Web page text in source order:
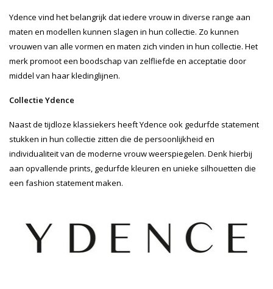
Ydence vind het belangrijk dat iedere vrouw in diverse range aan
maten en modellen kunnen slagen in hun collectie. Zo kunnen
vrouwen van alle vormen en maten zich vinden in hun collectie. Het
merk promoot een boodschap van zelfliefde en acceptatie door
middel van haar kledinglijnen.
Collectie Ydence
Naast de tijdloze klassiekers heeft Ydence ook gedurfde statement
stukken in hun collectie zitten die de persoonlijkheid en
individualiteit van de moderne vrouw weerspiegelen. Denk hierbij
aan opvallende prints, gedurfde kleuren en unieke silhouetten die
een fashion statement maken.